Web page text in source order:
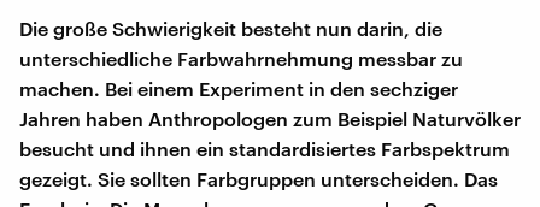
Die große Schwierigkeit besteht nun darin, die
unterschiedliche Farbwahrnehmung messbar zu
machen. Bei einem Experiment in den sechziger
Jahren haben Anthropologen zum Beispiel Naturvölker
besucht und ihnen ein standardisiertes Farbspektrum
gezeigt. Sie sollten Farbgruppen unterscheiden. Das